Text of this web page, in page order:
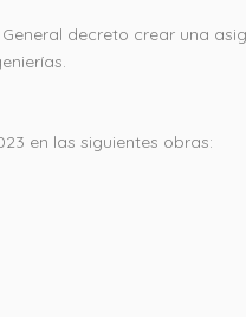
decreto crear una
en las siguientes obras: